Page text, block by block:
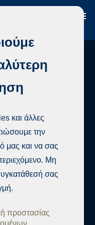
και άλλες
την
μας και να σας
Μη
σας
προστασίας